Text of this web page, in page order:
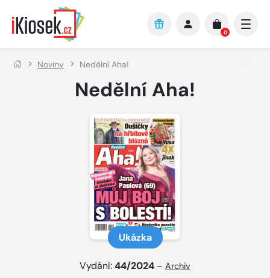
Přejít na hlavní obsah
0
Noviny Nedělní Aha!
Nedělní Aha!
Ukázka
Vydání:44/2024 – Archiv